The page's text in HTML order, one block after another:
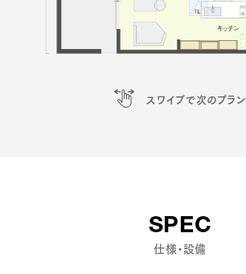
スワイプで次のプラン
SPEC
仕様・設備